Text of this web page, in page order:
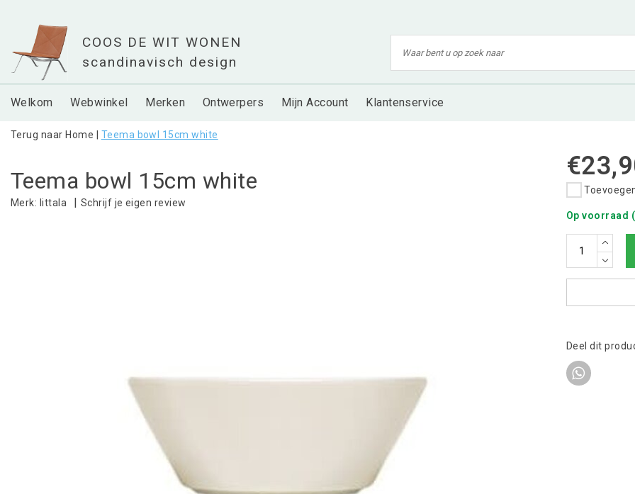
Welkom Webwinkel Merken Ontwerpers Mijn Account Klantenservice
Terug naar Home Teema bowl 15cm white
Teema bowl 15cm white
Merk: Iittala | Schrijf je eigen review
Op voorraad
Deel dit